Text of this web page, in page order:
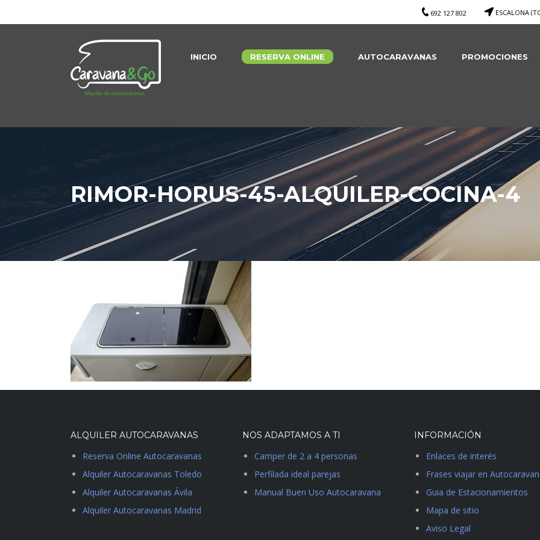
ESCALONA
692 127 802
INICIO RESERVA ONLINE AUTOCARAVANAS PROMOCIONES
RIMOR-HORUS-45-ALQUILER-COCINA-4
ALQUILER AUTOCARAVANAS
Reserva Online Autocaravanas
Alquiler Autocaravanas Toledo
Alquiler Autocaravanas Ávila
Alquiler Autocaravanas Madrid
NOS ADAPTAMOS A TI
Camper de 2 a 4 personas
Perfilada ideal parejas
Manual Buen Uso Autocaravana
INFORMACIÓN
Enlaces de interés
Frases viajar en
Guia de Estacionamientos
Mapa de sitio
Aviso Legal